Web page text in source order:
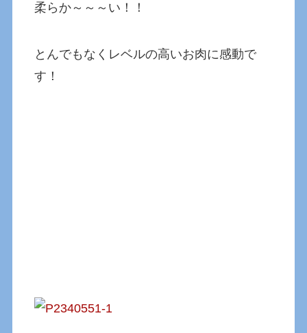
柔らか～～～い！！
とんでもなくレベルの高いお肉に感動で
す！